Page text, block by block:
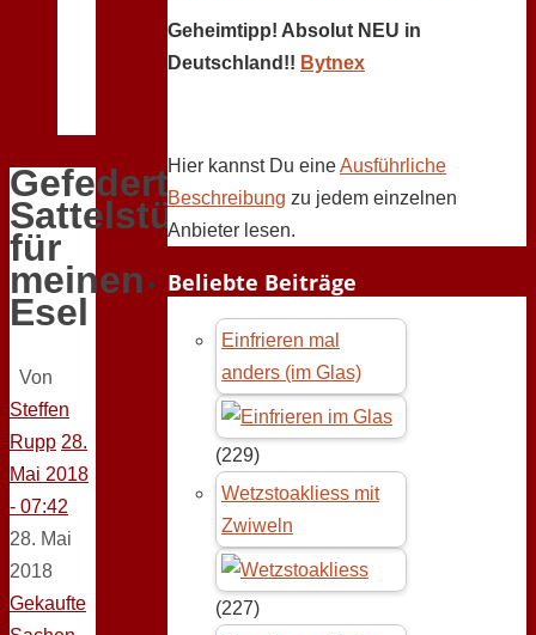
Gefederte
Sattelstütze
für
meinen
Esel
Von
Steffen
Rupp 28.
Mai 2018
- 07:42
28. Mai
2018
Gekaufte
Geheimtipp! Absolut NEU in
Deutschland!! Bytnex
Hier kannst Du eineAusführliche
Beschreibung zu jedem einzelnen
Anbieter lesen.
Beliebte Beiträge
Einfrieren mal
anders (im Glas)
(229)
Wetzstoakliess mit
Zwiweln
(227)